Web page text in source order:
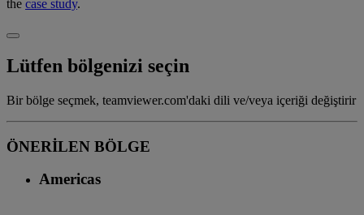
the case study.
Lütfen bölgenizi seçin
Bir bölge seçmek, teamviewer.com'daki dili ve/veya içeriği değiştirir
ÖNERİLEN BÖLGE
Americas